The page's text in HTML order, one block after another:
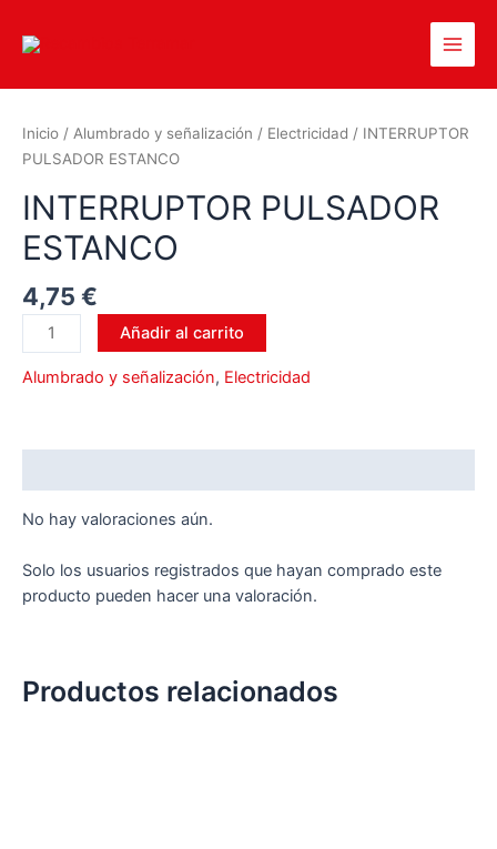
Inicio / Alumbrado y señalización / Electricidad / INTERRUPTOR
PULSADOR ESTANCO
INTERRUPTOR PULSADOR
ESTANCO
4,75 €
Añadir al carrito
Alumbrado y señalización, Electricidad
No hay valoraciones aún.
Solo los usuarios registrados que hayan comprado este
producto pueden hacer una valoración.
Productos relacionados